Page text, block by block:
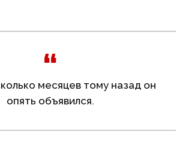
месяцев тому назад он
опять объявился.